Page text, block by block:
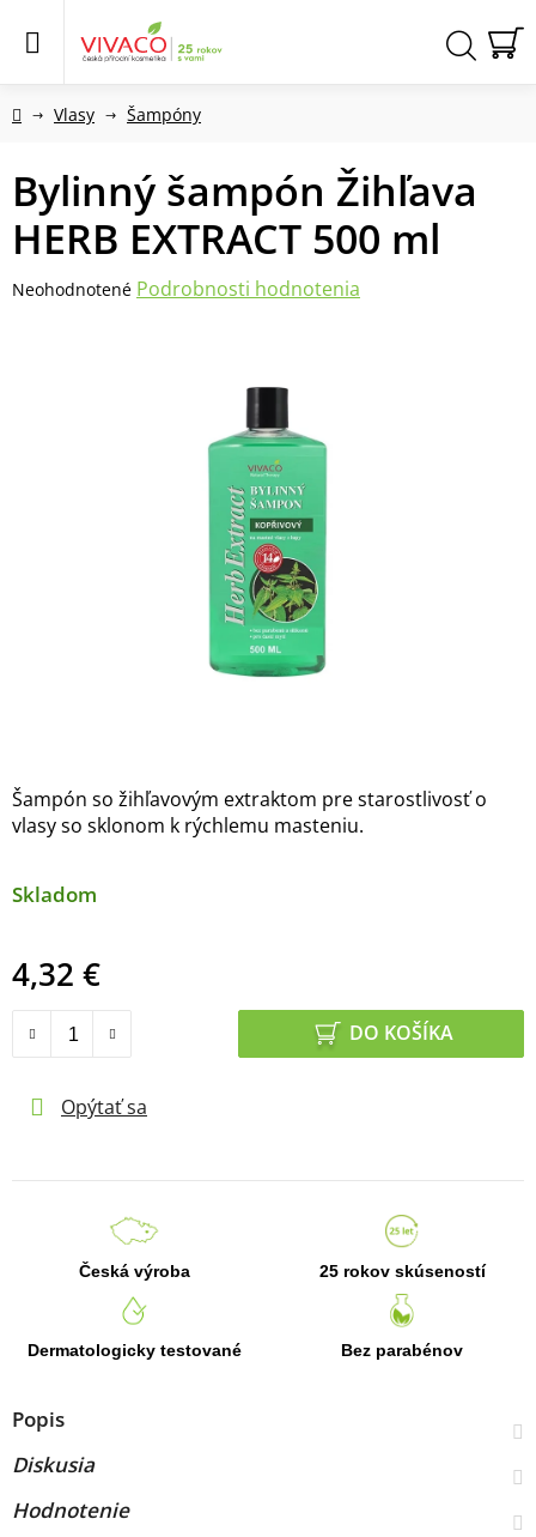
DomovVlasy Šampóny
Šampón so žihľavovým extraktom pre starostlivosť o
vlasy so sklonom k ​​rýchlemu masteniu.
Skladom
4,32 €
DO KOŠÍKA
Opýtať sa
Bylinný šampón Žihľava
HERB EXTRACT 500 ml
Priemerné
Neohodnotené Podrobnosti hodnotenia
Česká výroba 25 rokov skúseností
Dermatologicky testované Bez parabénov
Popis
Diskusia
Hodnotenie